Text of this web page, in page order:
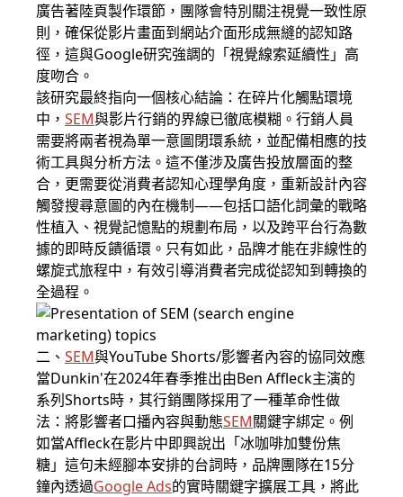
廣告著陸頁製作環節，團隊會特別關注視覺一致性原
則，確保從影片畫面到網站介面形成無縫的認知路
徑，這與Google研究強調的「視覺線索延續性」高
度吻合。
該研究最終指向一個核心結論：在碎片化觸點環境
中， SEM與影片行銷的界線已徹底模糊。行銷人員
需要將兩者視為單一意圖閉環系統，並配備相應的技
術工具與分析方法。這不僅涉及廣告投放層面的整
合，更需要從消費者認知心理學角度，重新設計內容
觸發搜尋意圖的內在機制——包括口語化詞彙的戰略
性植入、視覺記憶點的規劃布局，以及跨平台行為數
據的即時反饋循環。只有如此，品牌才能在非線性的
螺旋式旅程中，有效引導消費者完成從認知到轉換的
全過程。
二、 SEM與YouTube Shorts/影響者內容的協同效應
當Dunkin'在2024年春季推出由Ben Affleck主演的
系列Shorts時，其行銷團隊採用了一種革命性做
法：將影響者口播內容與動態SEM關鍵字綁定。例
如當Affleck在影片中即興說出「冰咖啡加雙份焦
糖」這句未經腳本安排的台詞時，品牌團隊在15分
鐘內透過Google Ads的實時關鍵字擴展工具，將此